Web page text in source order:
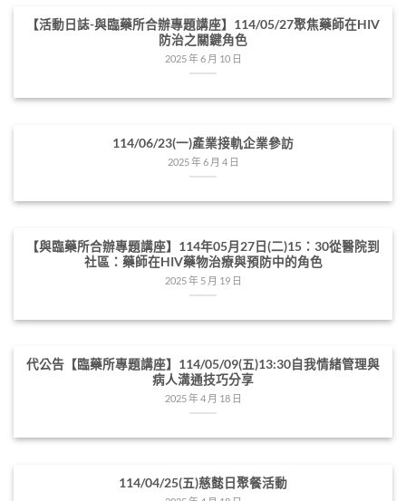
【活動日誌-與臨藥所合辦專題講座】114/05/27聚焦藥師在HIV
防治之關鍵角色
2025 年 6 月 10 日
114/06/23(一)產業接軌企業參訪
2025 年 6 月 4 日
【與臨藥所合辦專題講座】114年05月27日(二)15：30從醫院到
社區：藥師在HIV藥物治療與預防中的角色
2025 年 5 月 19 日
代公告【臨藥所專題講座】114/05/09(五)13:30自我情緒管理與
病人溝通技巧分享
2025 年 4 月 18 日
114/04/25(五)慈懿日聚餐活動